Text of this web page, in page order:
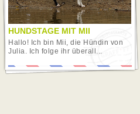
HUNDSTAGE MIT MII
Hallo! Ich bin Mii, die Hündin von
Julia. Ich folge ihr überall...